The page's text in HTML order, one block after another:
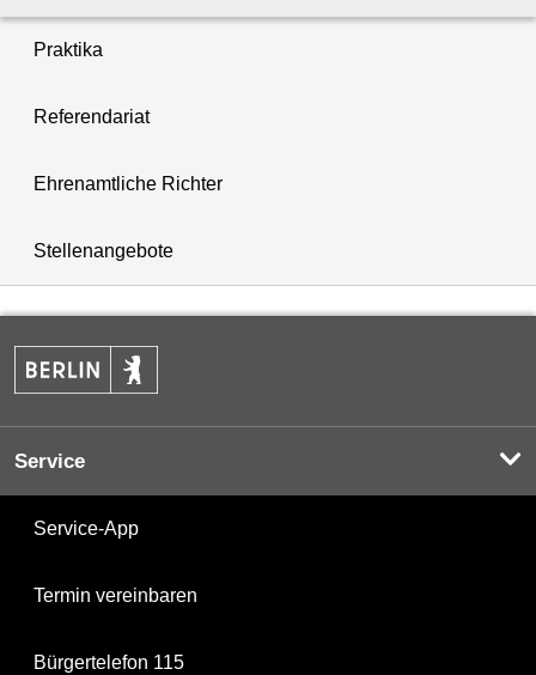
Praktika
Referendariat
Ehrenamtliche Richter
Stellenangebote
Service
Service-App
Termin vereinbaren
Bürgertelefon 115